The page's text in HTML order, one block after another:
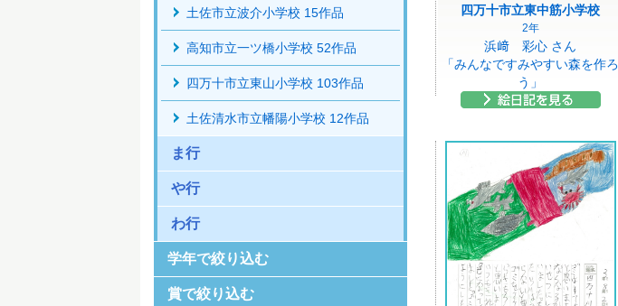
四万十市立東中筋小学校
2年
浜﨑 彩心 さん
「みんなですみやすい森を作ろ
う」
土佐市立波介小学校 15作品
高知市立一ツ橋小学校 52作品
四万十市立東山小学校 103作品
土佐清水市立幡陽小学校 12作品
ま行
や行
わ行
学年で絞り込む
賞で絞り込む